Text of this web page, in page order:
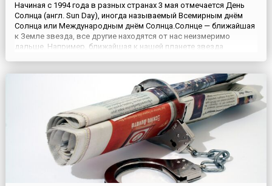
Начиная с 1994 года в разных странах 3 мая отмечается День
Солнца (англ. Sun Day), иногда называемый Всемирным днём ​​
Солнца или Международным днём ​​Солнца.Солнце — ближайшая
к Земле звезда, все другие находятся от нас неизмеримо
дальше. Например, ближайшая к нашей планете звезда